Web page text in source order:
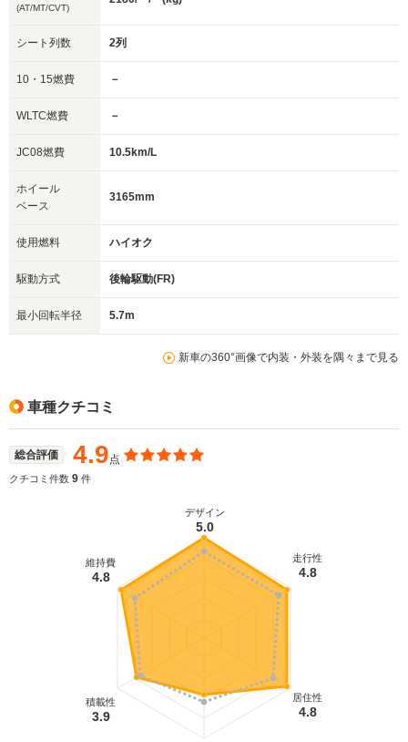
(AT/MT/CVT)
シート列数 2列
10・15燃費 －
WLTC燃費 －
JC08燃費 10.5km/L
ホイール
ベース
3165mm
使用燃料 ハイオク
駆動方式 後輪駆動(FR)
最小回転半径 5.7m
新車の360°画像で内装・外装を隅々まで見る
車種クチコミ
総合評価 4.9点
クチコミ件数 9 件
デザイン
5.0
走行性
4.8
居住性
4.8
積載性
3.9
維持費
4.8